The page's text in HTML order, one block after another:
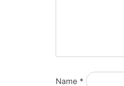
Name *